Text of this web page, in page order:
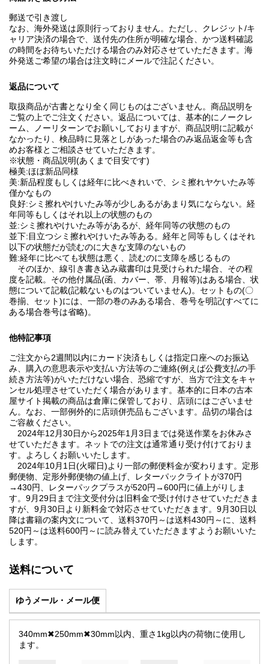
郵送で引き渡し
なお、海外発送は原則行っておりません。ただし、クレジット/キ
ャリア決済の場合で、送付先の住所が明確な場合、かつ送料確認
の時間をお待ちいただける場合のみ対応させていただきます。海
外発送ご希望の場合は注文時にメールで注記ください。
返品について
取扱商品が古書となり全く同じものはございません。商品説明を
ご覧の上でご注文ください。返品については、基本的にノークレ
ーム、ノーリターンでお願いしておりますが、商品説明に記載が
なかったり、検品時に見落としがあった場合のみ返品返金等も含
めお客様とご相談させていただきます。
※状態・商品説明(あくまで目安です)
極美:ほぼ新品同様
美:新品程度もしくは経年に比べきれいで、シミ擦れヤケいたみ等
僅かなもの
良好:シミ擦れやけいたみ等が少しあるがあまり気にならない。経
年同等もしくはそれ以上の状態のもの
並:シミ擦れやけいたみ等があるが、経年同等の状態のもの
並下:目立つシミ擦れやけいたみ等ある。経年と同等もしくはそれ
以下の状態だが読むのに大きな支障のないもの
難:経年に比べても状態は悪く、読むのに支障を感じるもの
そのほか、線引き書き込み蔵書印は見受けられた場合、その程
度を記載。その他付属品(函、カバー、帯、月報等)はある場合、状
態について記載(記載ないものはついていません)。セットもの(〇
巻揃、セット)には、一部の巻のみある場合、巻号を明記(すべてに
ある場合巻号は省略)。
他特記事項
ご注文から2週間以内にカード決済もしくは指定口座へのお振込
み、購入の意思表示や支払い方法等のご連絡(例えば公費支払の手
続き方法等)がいただけない場合、恐縮ですが、当方で注文をキャ
ンセル処理させていただく場合があります。基本的に日本の古本
屋サイト掲載の商品は倉庫に保管しており、店頭にはございませ
ん。なお、一部例外的に店頭併売品もございます。品切の場合は
ご容赦ください。
2024年12月30日から2025年1月3日までは発送作業をお休みさ
せていただきます。ネットでの注文は通常通り受け付けておりま
す。よろしくお願いいたします。
2024年10月1日(火曜日)より一部の郵便料金が変わります。定形
郵便物、定形外郵便物の値上げ、レターパックライトが370円
→430円、レターパックプラスが520円→600円に値上がりしま
す。9月29日まで注文受付分は旧料金で受け付けさせていただきま
すが、9月30日より新料金で対応させていただきます。9月30日以
降は書籍の案内文について、送料370円～は送料430円～に、送料
520円～は送料600円～に読み替えていただきますようお願いいた
します。
送料について
ゆうメール・メール便
340mm✖250mm✖30mm以内、重さ1kg以内の荷物に使用し
ます。